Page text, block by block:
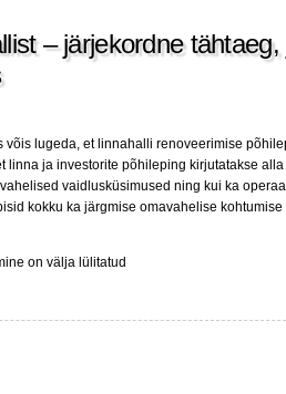
– järjekordne
võis lugeda, et linnahalli renoveerimise
linna ja investorite põhileping kirjutatakse
vaidlusküsimused ning kui ka
kokku ka järgmise omavahelise
on välja lülitatud